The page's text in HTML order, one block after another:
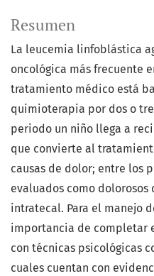
Resumen
La leucemia linfoblástica
oncológica más frecuente
tratamiento médico está
quimioterapia por dos o
periodo un niño llega a
que convierte al
causas de dolor; entre los
evaluados como
intratecal. Para el manejo
importancia de completar
con técnicas psicológicas
cuales cuentan con